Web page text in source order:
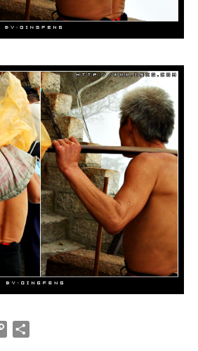
Copy